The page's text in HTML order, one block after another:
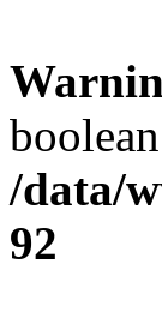
/data/
92